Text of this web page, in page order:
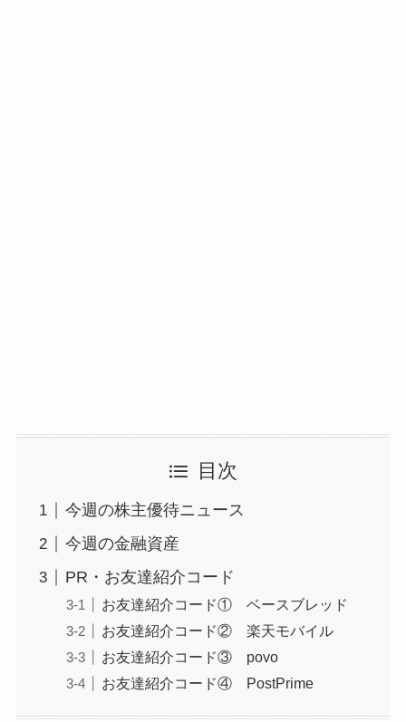
目次
今週の株主優待ニュース
今週の金融資産
PR・お友達紹介コード
お友達紹介コード① ベースブレッド
お友達紹介コード② 楽天モバイル
お友達紹介コード③ povo
お友達紹介コード④ PostPrime